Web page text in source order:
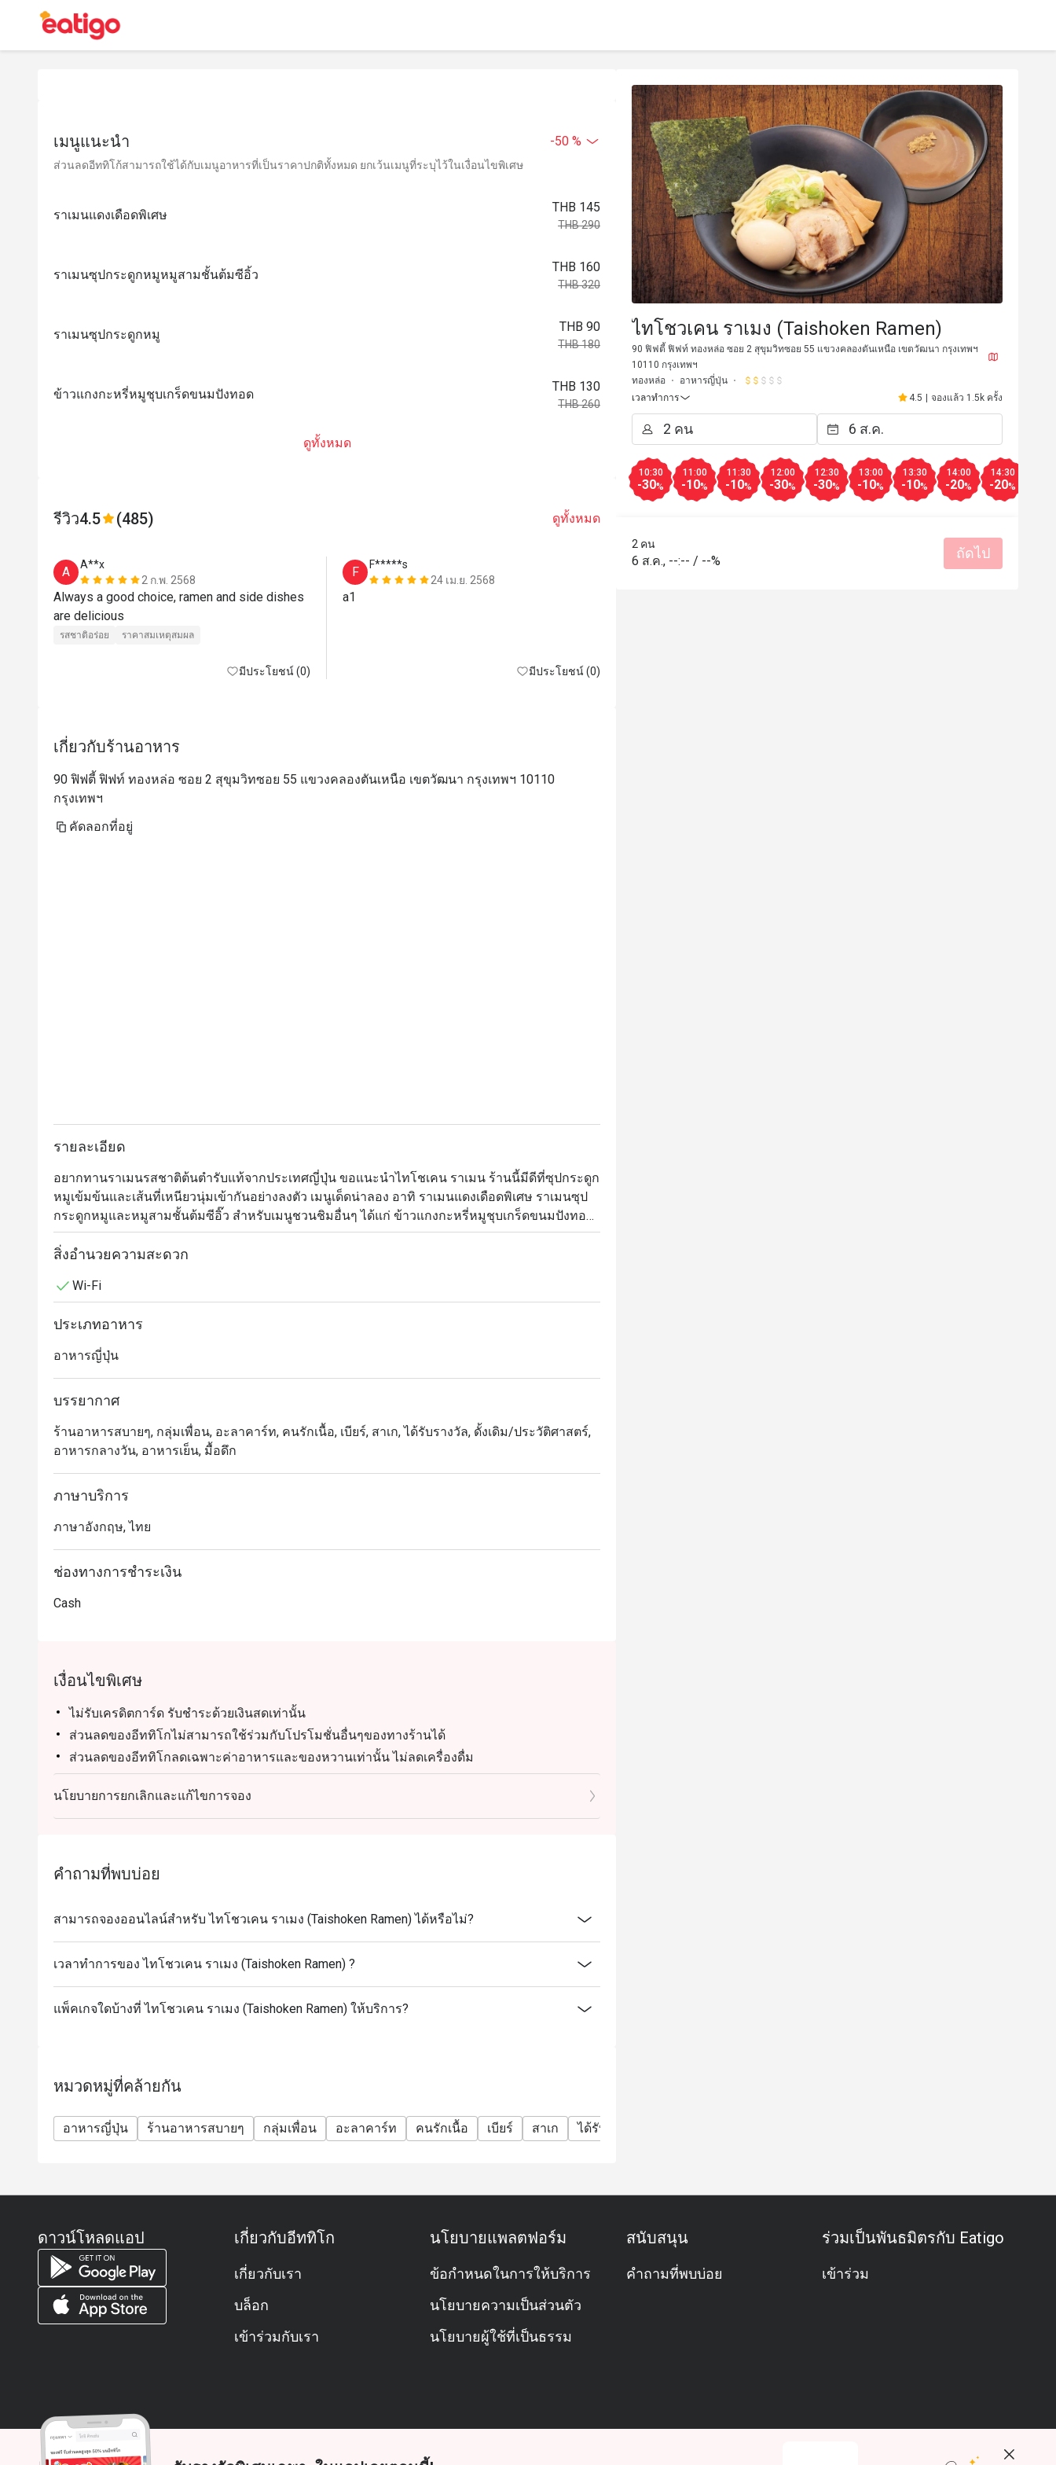
เมนูแนะนำ -50 %
ส่วนลดอีททิโก้สามารถใช้ได้กับเมนูอาหารที่เป็นราคาปกติทั้งหมด ยกเว้นเมนูที่ระบุไว้ในเงื่อนไขพิเศษ
ราเมนแดงเดือดพิเศษ
THB 145
THB 290
ราเมนซุปกระดูกหมูหมูสามชั้นต้มซีอิ้ว
THB 160
THB 320
ราเมนซุปกระดูกหมู
THB 90
THB 180
ข้าวแกงกะหรี่หมูชุบเกร็ดขนมปังทอด
THB 130
THB 260
ดูทั้งหมด
รีวิว4.5 (485) ดูทั้งหมด
A
A**x
2 ก.พ. 2568
Always a good choice, ramen and side dishes
are delicious
รสชาติอร่อย ราคาสมเหตุสมผล
มีประโยชน์ (0)
F
F*****s
24 เม.ย. 2568
a1
มีประโยชน์ (0)
H***y
เกี่ยวกับร้านอาหาร
90 ฟิฟตี้ ฟิฟท์ ทองหล่อ ซอย 2 สุขุมวิทซอย 55 แขวงคลองตันเหนือ เขตวัฒนา กรุงเทพฯ 10110
กรุงเทพฯ
คัดลอกที่อยู่
รายละเอียด
อยากทานราเมนรสชาติต้นตำรับแท้จากประเทศญี่ปุ่น ขอแนะนำไทโชเคน ราเมน ร้านนี้มีดีที่ซุปกระดูก
หมูเข้มข้นและเส้นที่เหนียวนุ่มเข้ากันอย่างลงตัว เมนูเด็ดน่าลอง อาทิ ราเมนแดงเดือดพิเศษ ราเมนซุป
กระดูกหมูและหมูสามชั้นต้มซีอิ๊ว สำหรับเมนูชวนชิมอื่นๆ ได้แก่ ข้าวแกงกะหรี่หมูชุบเกร็ดขนมปังทอด
และเกี๊ยวซ่า ร้านอยู่ในฟิฟตี้ฟิฟท์ ทองหล่อ ซอย 2
สิ่งอำนวยความสะดวก
Wi-Fi
ประเภทอาหาร
อาหารญี่ปุ่น
บรรยากาศ
ร้านอาหารสบายๆ, กลุ่มเพื่อน, อะลาคาร์ท, คนรักเนื้อ, เบียร์, สาเก, ได้รับรางวัล, ดั้งเดิม/ประวัติศาสตร์,
อาหารกลางวัน, อาหารเย็น, มื้อดึก
ภาษาบริการ
ภาษาอังกฤษ, ไทย
ช่องทางการชำระเงิน
Cash
เงื่อนไขพิเศษ
ไม่รับเครดิตการ์ด รับชำระด้วยเงินสดเท่านั้น
ส่วนลดของอีททิโกไม่สามารถใช้ร่วมกับโปรโมชั่นอื่นๆของทางร้านได้
ส่วนลดของอีททิโกลดเฉพาะค่าอาหารและของหวานเท่านั้น ไม่ลดเครื่องดื่ม
ส่วนลดของอีททิดกไม่สามารถใช้ได้กับรายการอาหารที่ได้ระบุด้านล่าง
(มาเสะโซบะปลาไหล, ข้าวหน้าปลาไหลสุดพรีเมียม, ข้าวหน้าปลาไหล, ปลาไหลย่าง, แซลมอนซาชิมิ
หั่นชิ้น, ยำแซลมอน, ข้าวหน้าสเต็กเนื้อลูกเต๋า, เนื้อต้มซีอิ๊ว, เนื้อต้มซีอิ๊วกับกิมจิ, เอ็นเนื้อตุ๋น, ลิ้นวัวย่าง
นโยบายการยกเลิกและแก้ไขการจอง
คำถามที่พบบ่อย
สามารถจองออนไลน์สำหรับ ไทโชวเคน ราเมง (Taishoken Ramen) ได้หรือไม่?
เวลาทำการของ ไทโชวเคน ราเมง (Taishoken Ramen) ?
แพ็คเกจใดบ้างที่ ไทโชวเคน ราเมง (Taishoken Ramen) ให้บริการ?
หมวดหมู่ที่คล้ายกัน
อาหารญี่ปุ่น ร้านอาหารสบายๆ กลุ่มเพื่อน อะลาคาร์ท คนรักเนื้อ เบียร์ สาเก ได้รับรางวัล
ไทโชวเคน ราเมง (Taishoken Ramen)
90 ฟิฟตี้ ฟิฟท์ ทองหล่อ ซอย 2 สุขุมวิทซอย 55 แขวงคลองตันเหนือ เขตวัฒนา กรุงเทพฯ
10110 กรุงเทพฯ
ทองหล่อ
อาหารญี่ปุ่น
เวลาทำการ
4.5 | จองแล้ว 1.5k ครั้ง
10:30
-30%
11:00
-10%
11:30
-10%
12:00
-30%
12:30
-30%
13:00
-10%
13:30
-10%
14:00
-20%
14:30
-20%
2 คน
6 ส.ค., --:-- / --% ถัดไป
ดาวน์โหลดแอป เกี่ยวกับอีททิโก
เกี่ยวกับเรา
บล็อก
เข้าร่วมกับเรา
นโยบายแพลตฟอร์ม
ข้อกำหนดในการให้บริการ
นโยบายความเป็นส่วนตัว
นโยบายผู้ใช้ที่เป็นธรรม
สนับสนุน
คำถามที่พบบ่อย
ร่วมเป็นพันธมิตรกับ Eatigo
เข้าร่วม